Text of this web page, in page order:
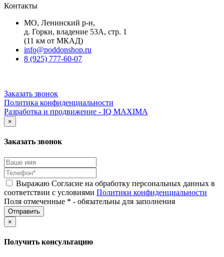
Контакты
МО, Ленинский р-н,
д. Горки, владение 53А, стр. 1
(11 км от МКАД)
info@poddonshop.ru
8 (925) 777-60-07
Заказать звонок
Политика конфиденциальности
Разработка и продвижение - IQ MAXIMA
×
Заказать звонок
Выражаю Согласие на обработку персональных данных в
соответствии с условиями Политики конфиденциальности
Поля отмеченные * - обязательны для заполнения
×
Получить консультацию